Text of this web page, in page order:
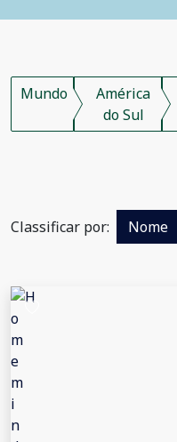
Mundo
América
do Sul
Classificar por: Nome